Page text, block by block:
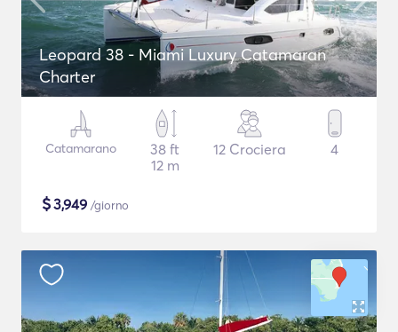
Leopard 38 - Miami Luxury Catamaran
Charter
Catamarano
38 ft
12 m
12 Crociera 4
$3,949 /giorno